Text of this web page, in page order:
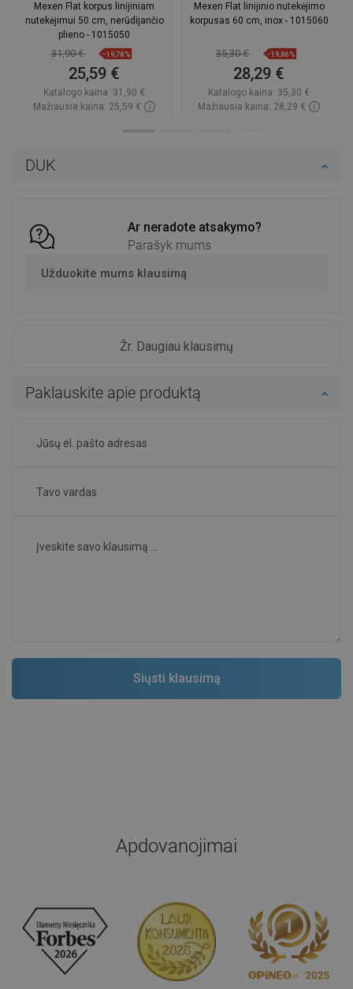
DUK
Ar neradote atsakymo?
Parašyk mums
Užduokite mums klausimą
Žr. Daugiau klausimų
Paklauskite apie produktą
Mexen Flat korpus linijiniam
nutekėjimui 50 cm, nerūdijančio
plieno - 1015050
31,90 € −19,78%
25,59 €
Katalogo kaina: 31,90 €
Mažiausia kaina: 25,59 €
Mexen Flat linijinio nutekėjimo
korpusas 60 cm, inox - 1015060
35,30 € −19,86%
28,29 €
Katalogo kaina: 35,30 €
Mažiausia kaina: 28,29 €
Apdovanojimai